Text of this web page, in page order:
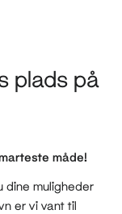
plads på
måde!
muligheder
er vi vant til